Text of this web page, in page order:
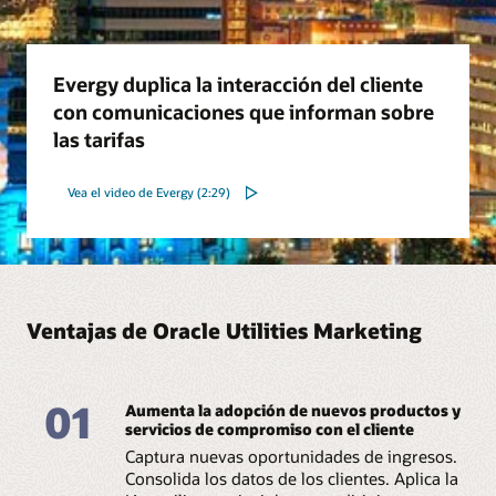
Evergy duplica la interacción del cliente
con comunicaciones que informan sobre
las tarifas
Vea el video de Evergy (2:29)
Ventajas de Oracle Utilities Marketing
01
Aumenta la adopción de nuevos productos y
servicios de compromiso con el cliente
Captura nuevas oportunidades de ingresos.
Consolida los datos de los clientes. Aplica la